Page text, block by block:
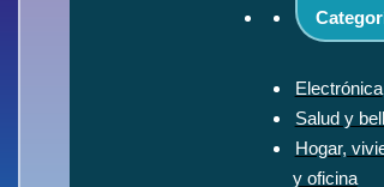
Electrónica
Salud y
Hogar,
y oficina